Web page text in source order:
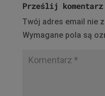
Prześlij komentarz
Twój adres email nie
Wymagane pola są